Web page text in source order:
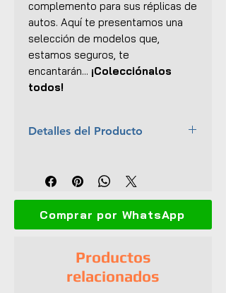
complemento para sus réplicas de
autos. Aquí te presentamos una
selección de modelos que,
estamos seguros, te
encantarán... ¡Colecciónalos
todos!
Detalles del Producto
Colección:
Surfers
Material:Resina
Dimensiones (L x An x Al):3 x
11.5 x 10 cm
699618774429
Comprar por WhatsApp
Productos
relacionados